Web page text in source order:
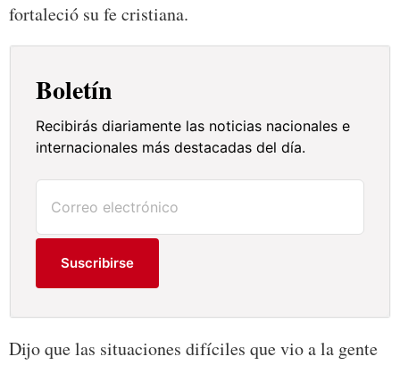
fortaleció su fe cristiana.
Boletín
Recibirás diariamente las noticias nacionales e
internacionales más destacadas del día.
Suscribirse
Dijo que las situaciones difíciles que vio a la gente